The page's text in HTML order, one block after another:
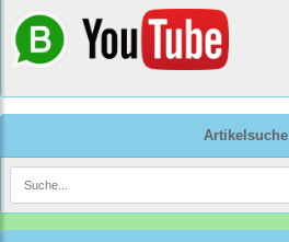
Artikelsuche